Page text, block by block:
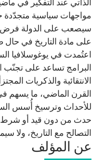
مواجهات سياسية متجدّدة
سيصعب على الدولة فرض
على مادة التاريخ في حال
اعتُمدت في يوغوسلافيا
البرامج تساعد على تجنّب
الانتقائية والذكريات
القرن الماضي، ما يسهم
للأحداث وترسيخ أُسس
حدث من دون قيد أو شرط
التصالح مع التاريخ، ولا
عن المؤلف